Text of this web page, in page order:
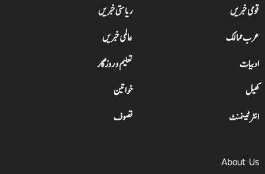
قومی خبریں
ریاستی خبریں
عرب ممالک
عالمی خبریں
ادبیات
تعلیم و روزگار
کھیل
خواتین
انٹرٹینمنٹ
تصوف
About Us